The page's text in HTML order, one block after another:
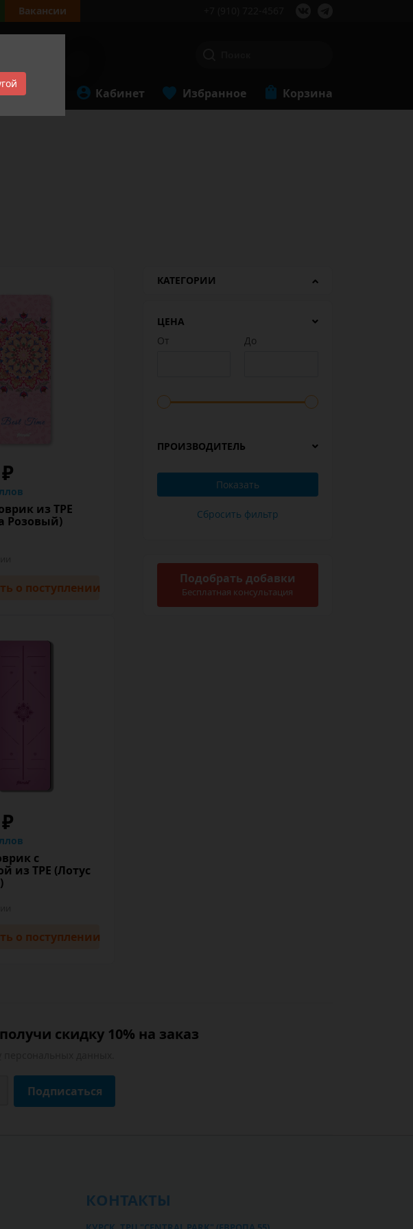
Вакансии
Кабинет Избранное Корзина
КАТЕГОРИИ
ЦЕНА
От
До
ПРОИЗВОДИТЕЛЬ
Подобрать добавки
Бесплатная консультация
из TPE
Розовый)
о поступлении
c
из TPE (Лотус
о поступлении
скидку 10% на заказ
Подписаться
КОНТАКТЫ